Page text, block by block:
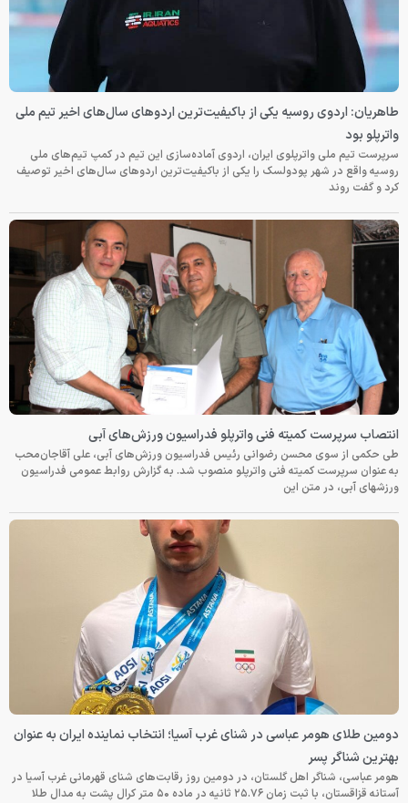
طاهریان: اردوی روسیه یکی از باکیفیت‌ترین اردوهای سال‌های اخیر تیم ملی
واترپلو بود
سرپرست تیم ملی واترپلوی ایران، اردوی آماده‌سازی این تیم در کمپ تیم‌های ملی
روسیه واقع در شهر پودولسک را یکی از باکیفیت‌ترین اردوهای سال‌های اخیر توصیف
کرد و گفت روند
انتصاب سرپرست کمیته فنی واترپلو فدراسیون ورزش‌های آبی
طی حکمی از سوی محسن رضوانی رئیس فدراسیون ورزش‌های آبی، علی آقاجان‌محب
به عنوان سرپرست کمیته فنی واترپلو منصوب شد. به گزارش روابط عمومی فدراسیون
ورزشهای آبی، در متن این
دومین طلای هومر عباسی در شنای غرب آسیا؛ انتخاب نماینده ایران به عنوان
بهترین شناگر پسر
هومر عباسی، شناگر اهل گلستان، در دومین روز رقابت‌های شنای قهرمانی غرب آسیا در
آستانه قزاقستان، با ثبت زمان ۲۵.۷۶ ثانیه در ماده ۵۰ متر کرال پشت به مدال طلا